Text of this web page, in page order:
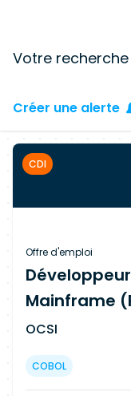
Votre
Créer une alerte
CDI
Offre d'emploi
Mainframe
OCSI
COBOL